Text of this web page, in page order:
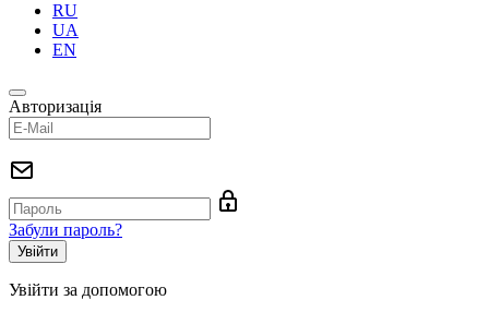
RU
UA
EN
Авторизація
Забули пароль?
Увійти за допомогою